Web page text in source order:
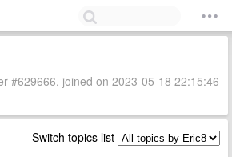
#629666, joined on 2023-05-18 22:15:46
Switch topics list